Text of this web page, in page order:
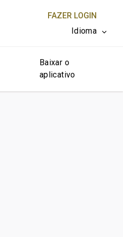
FAZER LOGIN
Idioma
Baixar o
aplicativo